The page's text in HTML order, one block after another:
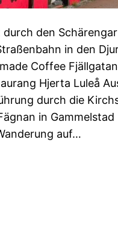
den
in den
Coffee
Hjerta Luleå
durch die
in Gammelstad
auf…